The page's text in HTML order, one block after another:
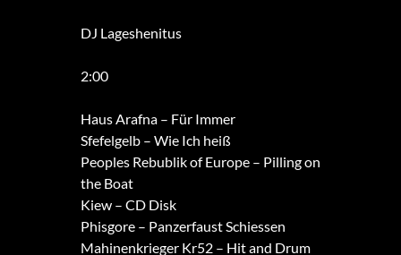
DJ Lageshenitus
2:00
Haus Arafna – Für Immer
Sfefelgelb – Wie Ich heiß
Peoples Rebublik of Europe – Pilling on
the Boat
Kiew – CD Disk
Phisgore – Panzerfaust Schiessen
Mahinenkrieger Kr52 – Hit and Drum